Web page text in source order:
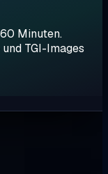
Minuten.
TGI-Images